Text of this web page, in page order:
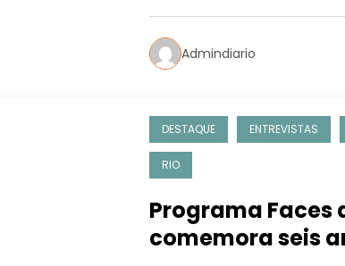
Admindiario
DESTAQUE ENTREVISTAS
RIO
Programa Faces
comemora seis